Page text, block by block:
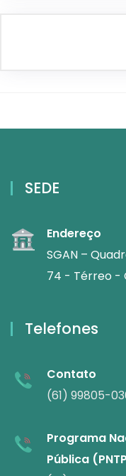
SEDE
Endereço
SGAN –
74 - Térreo -
Telefones
Contato
(61) 99805-
Programa
Pública